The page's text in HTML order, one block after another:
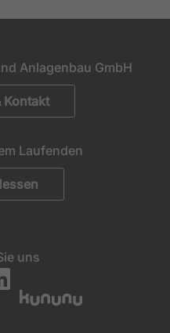
Anlagenbau GmbH
Kontakt
Laufenden
uns